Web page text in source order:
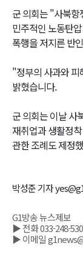
군 의회는 "사북항
민주적인 노동탄
폭행을 저지른 반
"정부의 사과와
밝혔습니다.
군 의회는 이날 사
재취업과 생활정
관한 조례도 제정
박성준 기자
G1방송 뉴스제보
▶ 전화 033-248-
▶ 이메일